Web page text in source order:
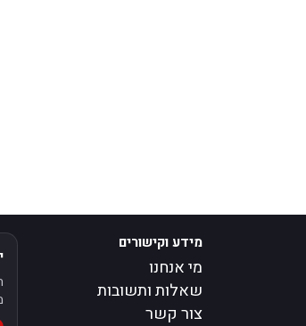
מידע וקישורים
מי אנחנו
שאלות ותשובות
צור קשר